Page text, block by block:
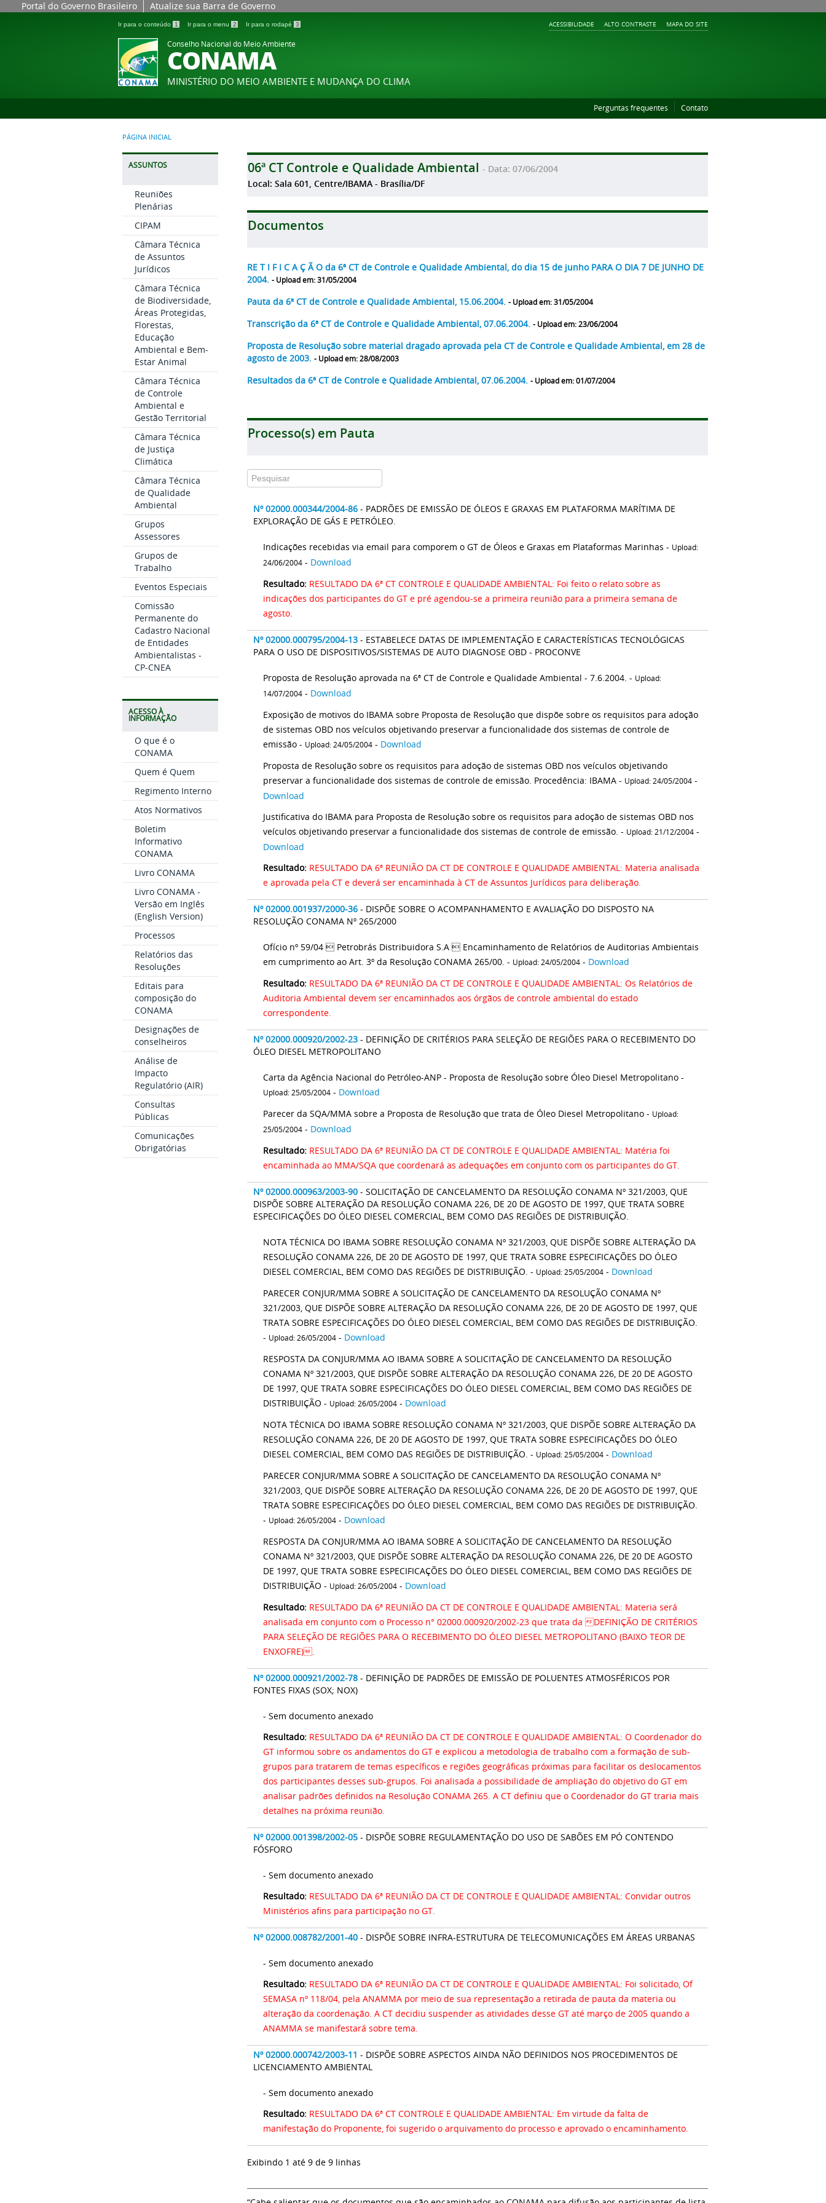
Portal do Governo Brasileiro Atualize sua Barra de Governo
Ir para o conteúdo 1 Ir para o menu 2 Ir para o rodapé 3 ACESSIBILIDADE ALTO CONTRASTE MAPA DO SITE
Conselho Nacional do Meio Ambiente
CONAMA
MINISTÉRIO DO MEIO AMBIENTE E MUDANÇA DO CLIMA
Perguntas frequentes Contato
PÁGINA INICIAL
ASSUNTOS
Reuniões
Plenárias
CIPAM
Câmara Técnica
de Assuntos
Jurídicos
Câmara Técnica
de Biodiversidade,
Áreas Protegidas,
Florestas,
Educação
Ambiental e Bem-
Estar Animal
Câmara Técnica
de Controle
Ambiental e
Gestão Territorial
Câmara Técnica
de Justiça
Climática
Câmara Técnica
de Qualidade
Ambiental
Grupos
Assessores
Grupos de
Trabalho
Eventos Especiais
Comissão
Permanente do
Cadastro Nacional
de Entidades
Ambientalistas -
CP-CNEA
ACESSO À
INFORMAÇÃO
O que é o
CONAMA
Quem é Quem
Regimento Interno
Atos Normativos
Boletim
Informativo
CONAMA
Livro CONAMA
Livro CONAMA -
Versão em Inglês
(English Version)
Processos
Relatórios das
Resoluções
Editais para
composição do
CONAMA
Designações de
conselheiros
Análise de
Impacto
Regulatório (AIR)
Consultas
Públicas
Comunicações
Obrigatórias
06ª CT Controle e Qualidade Ambiental - Data: 07/06/2004
Local: Sala 601, Centre/IBAMA - Brasília/DF
Documentos
RE T I F I C A Ç Ã O da 6ª CT de Controle e Qualidade Ambiental, do dia 15 de junho PARA O DIA 7 DE JUNHO DE
2004. - Upload em: 31/05/2004
Pauta da 6ª CT de Controle e Qualidade Ambiental, 15.06.2004. - Upload em: 31/05/2004
Transcrição da 6ª CT de Controle e Qualidade Ambiental, 07.06.2004. - Upload em: 23/06/2004
Proposta de Resolução sobre material dragado aprovada pela CT de Controle e Qualidade Ambiental, em 28 de
agosto de 2003. - Upload em: 28/08/2003
Resultados da 6ª CT de Controle e Qualidade Ambiental, 07.06.2004. - Upload em: 01/07/2004
Processo(s) em Pauta
Nº 02000.000344/2004-86 - PADRÕES DE EMISSÃO DE ÓLEOS E GRAXAS EM PLATAFORMA MARÍTIMA DE
EXPLORAÇÃO DE GÁS E PETRÓLEO.
Indicações recebidas via email para comporem o GT de Óleos e Graxas em Plataformas Marinhas - Upload:
24/06/2004 - Download
Resultado: RESULTADO DA 6ª CT CONTROLE E QUALIDADE AMBIENTAL: Foi feito o relato sobre as
indicações dos participantes do GT e pré agendou-se a primeira reunião para a primeira semana de
agosto.
Nº 02000.000795/2004-13 - ESTABELECE DATAS DE IMPLEMENTAÇÃO E CARACTERÍSTICAS TECNOLÓGICAS
PARA O USO DE DISPOSITIVOS/SISTEMAS DE AUTO DIAGNOSE OBD - PROCONVE
Proposta de Resolução aprovada na 6ª CT de Controle e Qualidade Ambiental - 7.6.2004. - Upload:
14/07/2004 - Download
Exposição de motivos do IBAMA sobre Proposta de Resolução que dispõe sobre os requisitos para adoção
de sistemas OBD nos veículos objetivando preservar a funcionalidade dos sistemas de controle de
emissão - Upload: 24/05/2004 - Download
Proposta de Resolução sobre os requisitos para adoção de sistemas OBD nos veículos objetivando
preservar a funcionalidade dos sistemas de controle de emissão. Procedência: IBAMA - Upload: 24/05/2004 -
Download
Justificativa do IBAMA para Proposta de Resolução sobre os requisitos para adoção de sistemas OBD nos
veículos objetivando preservar a funcionalidade dos sistemas de controle de emissão. - Upload: 21/12/2004 -
Download
Resultado: RESULTADO DA 6ª REUNIÃO DA CT DE CONTROLE E QUALIDADE AMBIENTAL: Materia analisada
e aprovada pela CT e deverá ser encaminhada à CT de Assuntos Jurídicos para deliberação.
Nº 02000.001937/2000-36 - DISPÕE SOBRE O ACOMPANHAMENTO E AVALIAÇÃO DO DISPOSTO NA
RESOLUÇÃO CONAMA Nº 265/2000
Ofício nº 59/04  Petrobrás Distribuidora S.A  Encaminhamento de Relatórios de Auditorias Ambientais
em cumprimento ao Art. 3º da Resolução CONAMA 265/00. - Upload: 24/05/2004 - Download
Resultado: RESULTADO DA 6ª REUNIÃO DA CT DE CONTROLE E QUALIDADE AMBIENTAL: Os Relatórios de
Auditoria Ambiental devem ser encaminhados aos órgãos de controle ambiental do estado
correspondente.
Nº 02000.000920/2002-23 - DEFINIÇÃO DE CRITÉRIOS PARA SELEÇÃO DE REGIÕES PARA O RECEBIMENTO DO
ÓLEO DIESEL METROPOLITANO
Carta da Agência Nacional do Petróleo-ANP - Proposta de Resolução sobre Óleo Diesel Metropolitano -
Upload: 25/05/2004 - Download
Parecer da SQA/MMA sobre a Proposta de Resolução que trata de Óleo Diesel Metropolitano - Upload:
25/05/2004 - Download
Resultado: RESULTADO DA 6ª REUNIÃO DA CT DE CONTROLE E QUALIDADE AMBIENTAL: Matéria foi
encaminhada ao MMA/SQA que coordenará as adequações em conjunto com os participantes do GT.
Nº 02000.000963/2003-90 - SOLICITAÇÃO DE CANCELAMENTO DA RESOLUÇÃO CONAMA Nº 321/2003, QUE
DISPÕE SOBRE ALTERAÇÃO DA RESOLUÇÃO CONAMA 226, DE 20 DE AGOSTO DE 1997, QUE TRATA SOBRE
ESPECIFICAÇÕES DO ÓLEO DIESEL COMERCIAL, BEM COMO DAS REGIÕES DE DISTRIBUIÇÃO.
NOTA TÉCNICA DO IBAMA SOBRE RESOLUÇÃO CONAMA Nº 321/2003, QUE DISPÕE SOBRE ALTERAÇÃO DA
RESOLUÇÃO CONAMA 226, DE 20 DE AGOSTO DE 1997, QUE TRATA SOBRE ESPECIFICAÇÕES DO ÓLEO
DIESEL COMERCIAL, BEM COMO DAS REGIÕES DE DISTRIBUIÇÃO. - Upload: 25/05/2004 - Download
PARECER CONJUR/MMA SOBRE A SOLICITAÇÃO DE CANCELAMENTO DA RESOLUÇÃO CONAMA Nº
321/2003, QUE DISPÕE SOBRE ALTERAÇÃO DA RESOLUÇÃO CONAMA 226, DE 20 DE AGOSTO DE 1997, QUE
TRATA SOBRE ESPECIFICAÇÕES DO ÓLEO DIESEL COMERCIAL, BEM COMO DAS REGIÕES DE DISTRIBUIÇÃO.
- Upload: 26/05/2004 - Download
RESPOSTA DA CONJUR/MMA AO IBAMA SOBRE A SOLICITAÇÃO DE CANCELAMENTO DA RESOLUÇÃO
CONAMA Nº 321/2003, QUE DISPÕE SOBRE ALTERAÇÃO DA RESOLUÇÃO CONAMA 226, DE 20 DE AGOSTO
DE 1997, QUE TRATA SOBRE ESPECIFICAÇÕES DO ÓLEO DIESEL COMERCIAL, BEM COMO DAS REGIÕES DE
DISTRIBUIÇÃO - Upload: 26/05/2004 - Download
NOTA TÉCNICA DO IBAMA SOBRE RESOLUÇÃO CONAMA Nº 321/2003, QUE DISPÕE SOBRE ALTERAÇÃO DA
RESOLUÇÃO CONAMA 226, DE 20 DE AGOSTO DE 1997, QUE TRATA SOBRE ESPECIFICAÇÕES DO ÓLEO
DIESEL COMERCIAL, BEM COMO DAS REGIÕES DE DISTRIBUIÇÃO. - Upload: 25/05/2004 - Download
PARECER CONJUR/MMA SOBRE A SOLICITAÇÃO DE CANCELAMENTO DA RESOLUÇÃO CONAMA Nº
321/2003, QUE DISPÕE SOBRE ALTERAÇÃO DA RESOLUÇÃO CONAMA 226, DE 20 DE AGOSTO DE 1997, QUE
TRATA SOBRE ESPECIFICAÇÕES DO ÓLEO DIESEL COMERCIAL, BEM COMO DAS REGIÕES DE DISTRIBUIÇÃO.
- Upload: 26/05/2004 - Download
RESPOSTA DA CONJUR/MMA AO IBAMA SOBRE A SOLICITAÇÃO DE CANCELAMENTO DA RESOLUÇÃO
CONAMA Nº 321/2003, QUE DISPÕE SOBRE ALTERAÇÃO DA RESOLUÇÃO CONAMA 226, DE 20 DE AGOSTO
DE 1997, QUE TRATA SOBRE ESPECIFICAÇÕES DO ÓLEO DIESEL COMERCIAL, BEM COMO DAS REGIÕES DE
DISTRIBUIÇÃO - Upload: 26/05/2004 - Download
Resultado: RESULTADO DA 6ª REUNIÃO DA CT DE CONTROLE E QUALIDADE AMBIENTAL: Materia será
analisada em conjunto com o Processo n° 02000.000920/2002-23 que trata da DEFINIÇÃO DE CRITÉRIOS
PARA SELEÇÃO DE REGIÕES PARA O RECEBIMENTO DO ÓLEO DIESEL METROPOLITANO (BAIXO TEOR DE
ENXOFRE).
Nº 02000.000921/2002-78 - DEFINIÇÃO DE PADRÕES DE EMISSÃO DE POLUENTES ATMOSFÉRICOS POR
FONTES FIXAS (SOX; NOX)
- Sem documento anexado
Resultado: RESULTADO DA 6ª REUNIÃO DA CT DE CONTROLE E QUALIDADE AMBIENTAL: O Coordenador do
GT informou sobre os andamentos do GT e explicou a metodologia de trabalho com a formação de sub-
grupos para tratarem de temas específicos e regiões geográficas próximas para facilitar os deslocamentos
dos participantes desses sub-grupos. Foi analisada a possibilidade de ampliação do objetivo do GT em
analisar padrões definidos na Resolução CONAMA 265. A CT definiu que o Coordenador do GT traria mais
detalhes na próxima reunião.
Nº 02000.001398/2002-05 - DISPÕE SOBRE REGULAMENTAÇÃO DO USO DE SABÕES EM PÓ CONTENDO
FÓSFORO
- Sem documento anexado
Resultado: RESULTADO DA 6ª REUNIÃO DA CT DE CONTROLE E QUALIDADE AMBIENTAL: Convidar outros
Ministérios afins para participação no GT.
Nº 02000.008782/2001-40 - DISPÕE SOBRE INFRA-ESTRUTURA DE TELECOMUNICAÇÕES EM ÁREAS URBANAS
- Sem documento anexado
Resultado: RESULTADO DA 6ª REUNIÃO DA CT DE CONTROLE E QUALIDADE AMBIENTAL: Foi solicitado, Of
SEMASA nº 118/04, pela ANAMMA por meio de sua representação a retirada de pauta da materia ou
alteração da coordenação. A CT decidiu suspender as atividades desse GT até março de 2005 quando a
ANAMMA se manifestará sobre tema.
Nº 02000.000742/2003-11 - DISPÕE SOBRE ASPECTOS AINDA NÃO DEFINIDOS NOS PROCEDIMENTOS DE
LICENCIAMENTO AMBIENTAL
- Sem documento anexado
Resultado: RESULTADO DA 6ª CT CONTROLE E QUALIDADE AMBIENTAL: Em virtude da falta de
manifestação do Proponente, foi sugerido o arquivamento do processo e aprovado o encaminhamento.
Exibindo 1 até 9 de 9 linhas